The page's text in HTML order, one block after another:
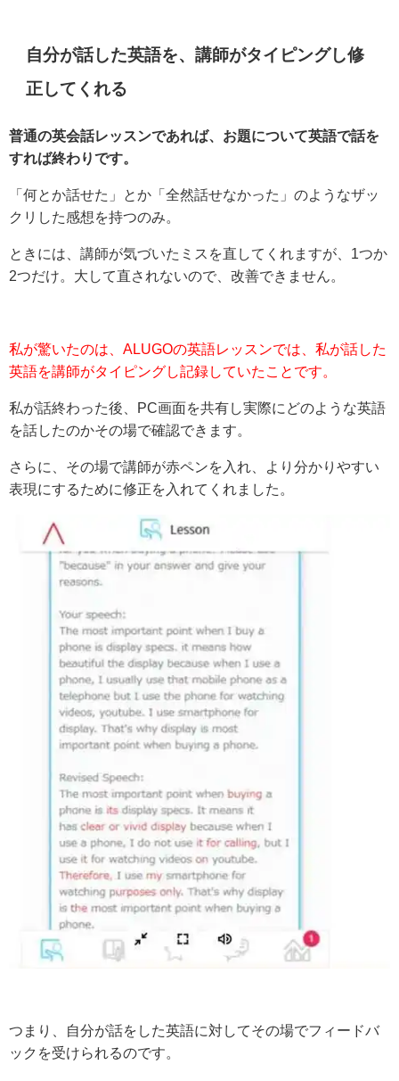
自分が話した英語を、講師がタイピングし修
正してくれる
普通の英会話レッスンであれば、お題について英語で話を
すれば終わりです。
「何とか話せた」とか「全然話せなかった」のようなザッ
クリした感想を持つのみ。
ときには、講師が気づいたミスを直してくれますが、1つか
2つだけ。大して直されないので、改善できません。
私が驚いたのは、ALUGOの英語レッスンでは、私が話した
英語を講師がタイピングし記録していたことです。
私が話終わった後、PC画面を共有し実際にどのような英語
を話したのかその場で確認できます。
さらに、その場で講師が赤ペンを入れ、より分かりやすい
表現にするために修正を入れてくれました。
つまり、自分が話をした英語に対してその場でフィードバ
ックを受けられるのです。